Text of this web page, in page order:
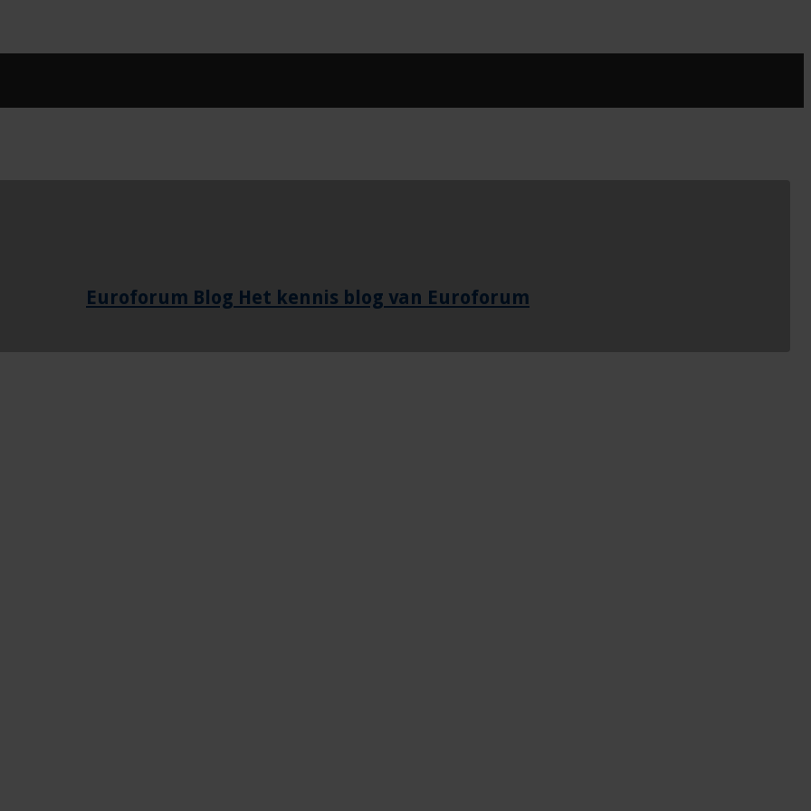
Euroforum Blog Het kennis blog van Euroforum